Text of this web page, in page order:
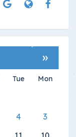
«
Mon
Tue
3
4